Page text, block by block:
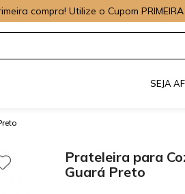
compra! Utilize o Cupom PRIMEIRA
SEJA
Prateleira para
Guará Preto